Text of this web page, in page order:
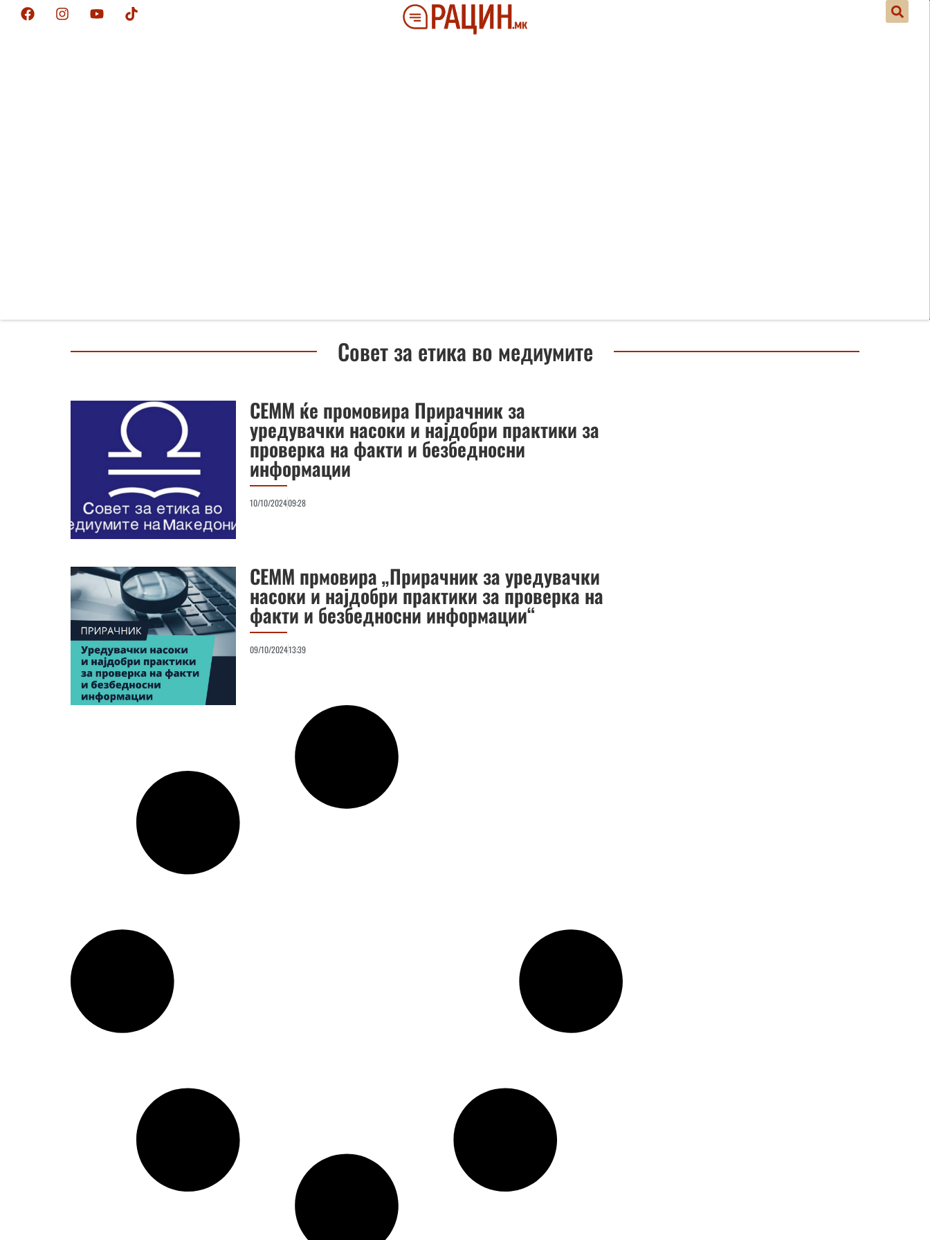
Совет за етика во медиумите
СЕММ ќе промовира Прирачник за
уредувачки насоки и најдобри практики за
проверка на факти и безбедносни
информации
10/10/202409:28
СЕММ прмовира „Прирачник за уредувачки
насоки и најдобри практики за проверка на
факти и безбедносни информации“
09/10/202413:39